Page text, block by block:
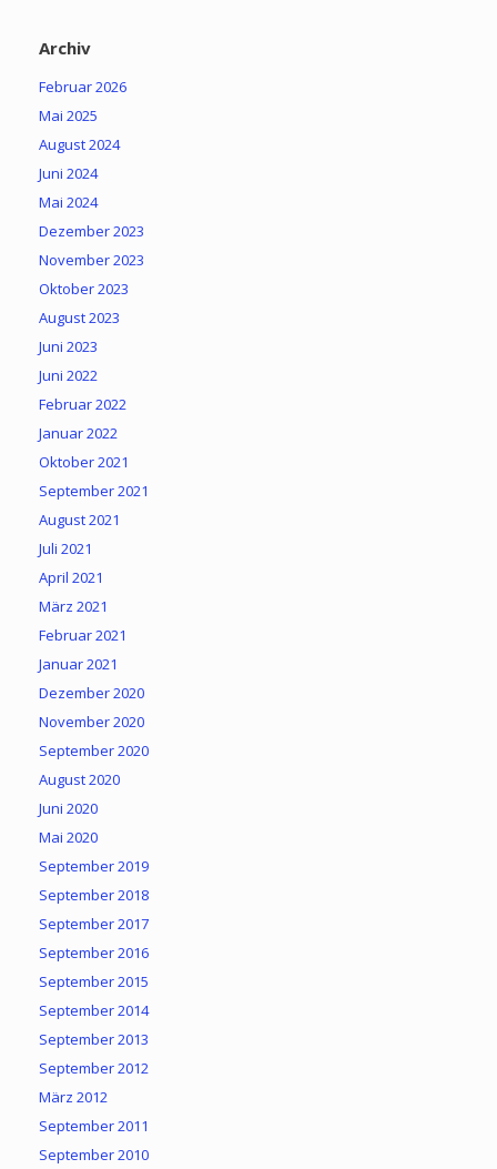
Archiv
Februar 2026
Mai 2025
August 2024
Juni 2024
Mai 2024
Dezember 2023
November 2023
Oktober 2023
August 2023
Juni 2023
Juni 2022
Februar 2022
Januar 2022
Oktober 2021
September 2021
August 2021
Juli 2021
April 2021
März 2021
Februar 2021
Januar 2021
Dezember 2020
November 2020
September 2020
August 2020
Juni 2020
Mai 2020
September 2019
September 2018
September 2017
September 2016
September 2015
September 2014
September 2013
September 2012
März 2012
September 2011
September 2010